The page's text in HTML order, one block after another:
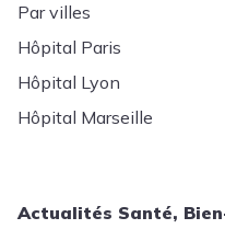
Par villes
Hôpital Paris
Hôpital Lyon
Hôpital Marseille
Actualités Santé,